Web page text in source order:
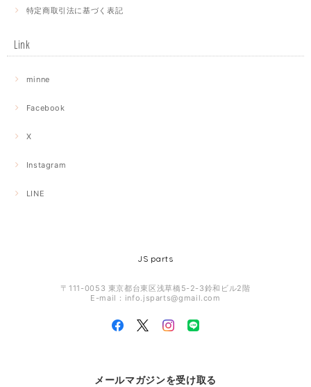
特定商取引法に基づく表記
Link
minne
Facebook
X
Instagram
LINE
JS parts
〒111-0053 東京都台東区浅草橋5-2-3鈴和ビル2階
E-mail： info.jsparts@gmail.com
メールマガジンを受け取る